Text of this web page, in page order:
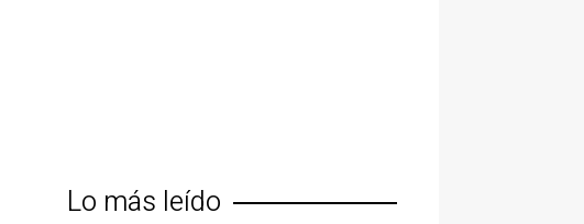
Lo más leído